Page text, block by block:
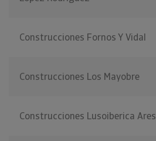
Construcciones Fornos Y Vidal
Construcciones Los Mayobre
Construcciones Lusoiberica Ares